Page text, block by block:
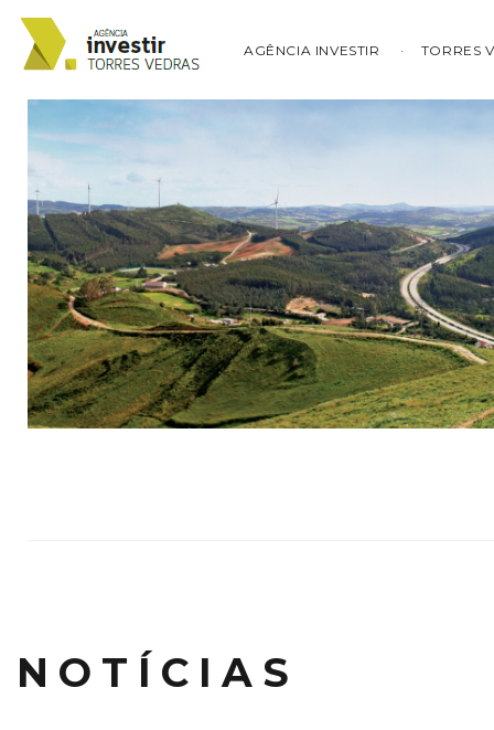
AGÊNCIA INVESTIR TORRES
NOTÍCIAS